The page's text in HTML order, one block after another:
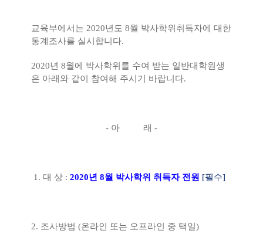
교육부에서는 2020년도 8월 박사학위취득자에 대한
통계조사를 실시합니다.
2020년 8월에 박사학위를 수여 받는 일반대학원생
은 아래와 같이 참여해 주시기 바랍니다.
- 아 래 -
1. 대 상 : 2020년 8월 박사학위 취득자 전원 [필수]
2. 조사방법 (온라인 또는 오프라인 중 택일)